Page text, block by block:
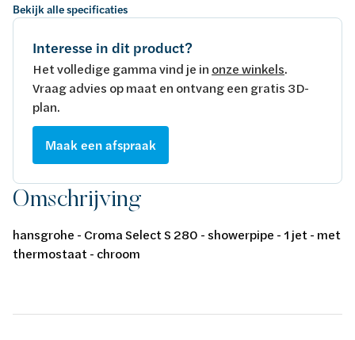
Bekijk alle specificaties
Interesse in dit product?
Het volledige gamma vind je in onze winkels.
Vraag advies op maat en ontvang een gratis 3D-
plan.
Maak een afspraak
Omschrijving
hansgrohe - Croma Select S 280 - showerpipe - 1 jet - met
thermostaat - chroom